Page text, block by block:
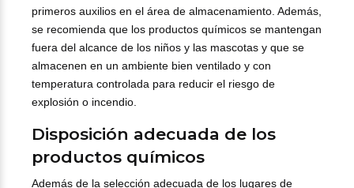
primeros auxilios en el área de almacenamiento. Además,
se recomienda que los productos químicos se mantengan
fuera del alcance de los niños y las mascotas y que se
almacenen en un ambiente bien ventilado y con
temperatura controlada para reducir el riesgo de
explosión o incendio.
Disposición adecuada de los
productos químicos
Además de la selección adecuada de los lugares de